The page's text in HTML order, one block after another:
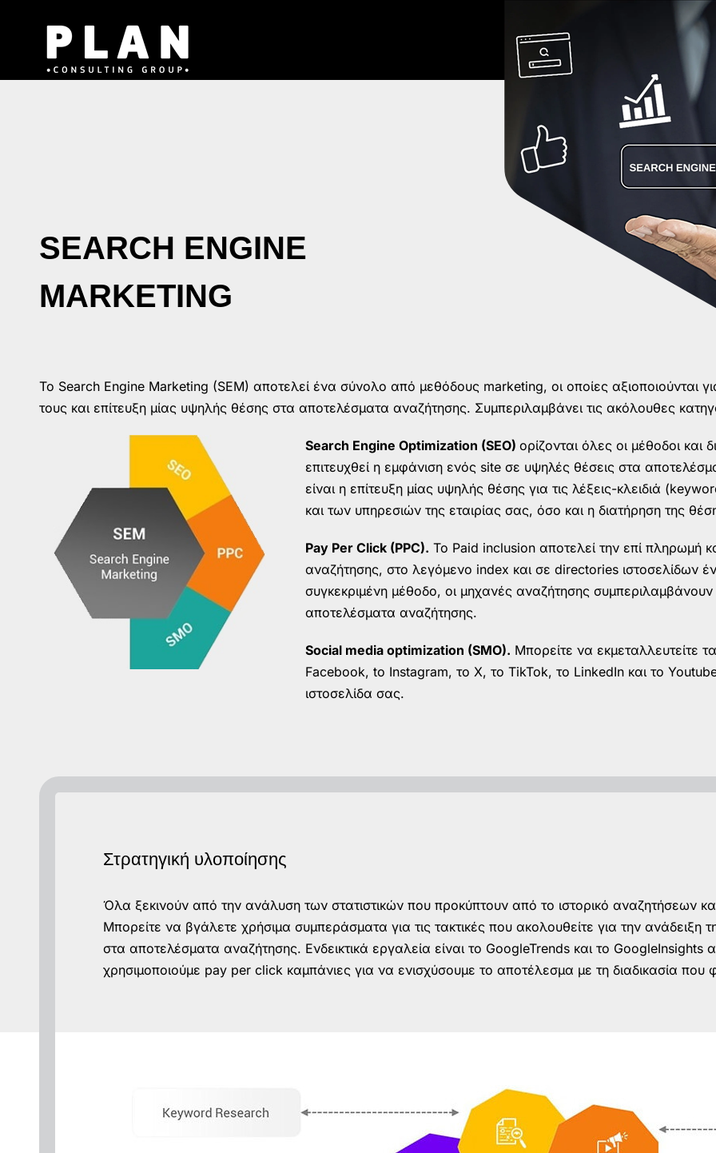
SEARCH ENGINE
MARKETING
Το Search Engine Marketing (SEM) αποτελεί ένα σύνολο από μεθόδους marketing, οι οποίες αξιοποιούνται
τους και επίτευξη μίας υψηλής θέσης στα αποτελέσματα αναζήτησης. Συμπεριλαμβάνει τις ακόλουθες
Search Engine Optimization (SEO) ορίζονται όλες οι μέθοδοι και
επιτευχθεί η εμφάνιση ενός site σε υψηλές θέσεις στα
είναι η επίτευξη μίας υψηλής θέσης για τις λέξεις-κλειδιά
και των υπηρεσιών της εταιρίας σας, όσο και η διατήρηση της
Pay Per Click (PPC). To Paid inclusion αποτελεί την επί πληρωμή
αναζήτησης, στο λεγόμενο index και σε directories ιστοσελίδων
συγκεκριμένη μέθοδο, οι μηχανές αναζήτησης
αποτελέσματα αναζήτησης.
Social media optimization (SMO). Μπορείτε να εκμεταλλευτείτε
Facebook, to Instagram, το X, το TikTok, το LinkedIn και το
ιστοσελίδα σας.
Στρατηγική υλοποίησης
Όλα ξεκινούν από την ανάλυση των στατιστικών που προκύπτουν από το ιστορικό αναζητήσεων
Μπορείτε να βγάλετε χρήσιμα συμπεράσματα για τις τακτικές που ακολουθείτε για την ανάδειξη
στα αποτελέσματα αναζήτησης. Ενδεικτικά εργαλεία είναι το GoogleTrends και το
χρησιμοποιούμε pay per click καμπάνιες για να ενισχύσουμε το αποτέλεσμα με τη διαδικασία